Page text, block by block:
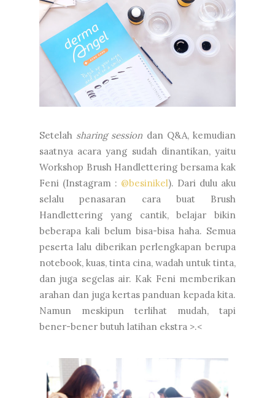
Setelah sharing session dan Q&A, kemudian
saatnya acara yang sudah dinantikan, yaitu
Workshop Brush Handlettering bersama kak
Feni (Instagram : @besinikel). Dari dulu aku
selalu penasaran cara buat Brush
Handlettering yang cantik, belajar bikin
beberapa kali belum bisa-bisa haha. Semua
peserta lalu diberikan perlengkapan berupa
notebook, kuas, tinta cina, wadah untuk tinta,
dan juga segelas air. Kak Feni memberikan
arahan dan juga kertas panduan kepada kita.
Namun meskipun terlihat mudah, tapi
bener-bener butuh latihan ekstra >.<